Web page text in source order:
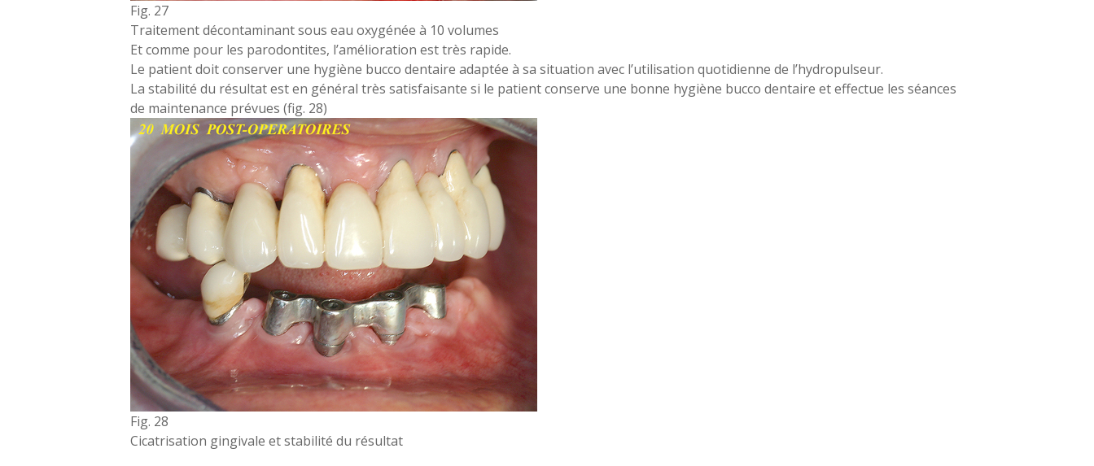
Fig. 27
Traitement décontaminant sous eau oxygénée à 10 volumes
Et comme pour les parodontites, l’amélioration est très rapide.
Le patient doit conserver une hygiène bucco dentaire adaptée à sa situation avec l’utilisation quotidienne de l’hydropulseur.
La stabilité du résultat est en général très satisfaisante si le patient conserve une bonne hygiène bucco dentaire et effectue les séances
de maintenance prévues (fig. 28)
Fig. 28
Cicatrisation gingivale et stabilité du résultat